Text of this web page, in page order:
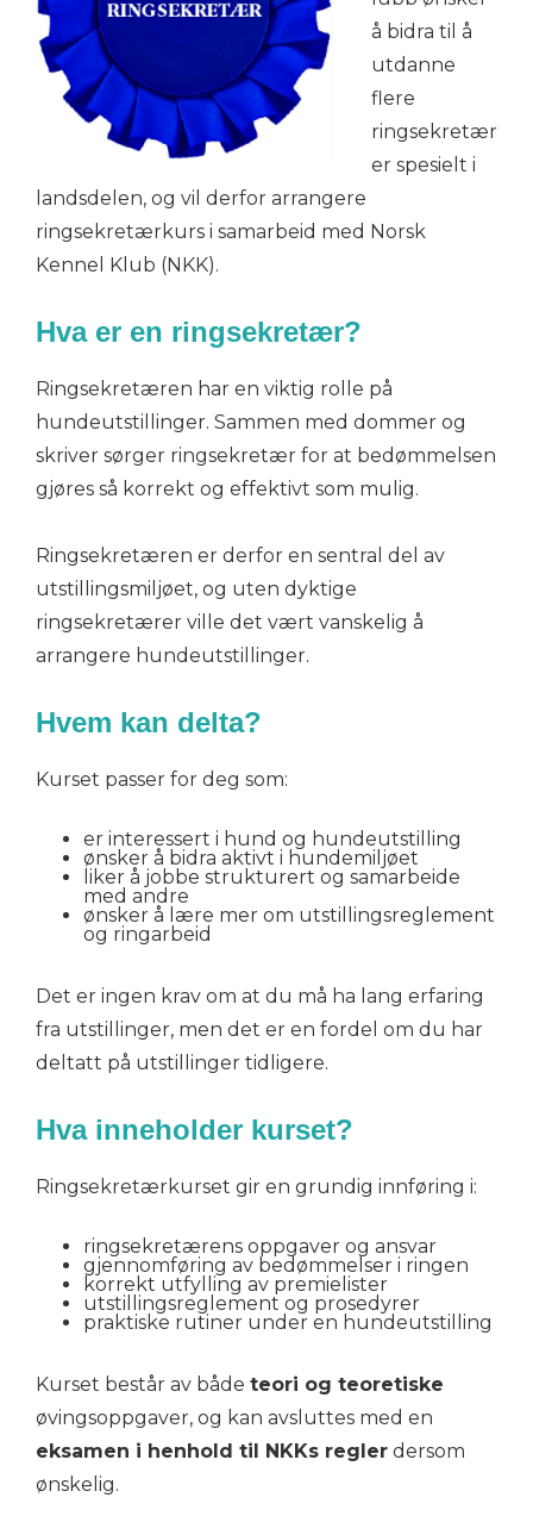
å bidra til å
utdanne
flere
ringsekretær
er spesielt i
landsdelen, og vil derfor arrangere
ringsekretærkurs i samarbeid med Norsk
Kennel Klub (NKK).
Hva er en ringsekretær?
Ringsekretæren har en viktig rolle på
hundeutstillinger. Sammen med dommer og
skriver sørger ringsekretær for at bedømmelsen
gjøres så korrekt og effektivt som mulig.
Ringsekretæren er derfor en sentral del av
utstillingsmiljøet, og uten dyktige
ringsekretærer ville det vært vanskelig å
arrangere hundeutstillinger.
Hvem kan delta?
Kurset passer for deg som:
er interessert i hund og hundeutstilling
ønsker å bidra aktivt i hundemiljøet
liker å jobbe strukturert og samarbeide
med andre
ønsker å lære mer om utstillingsreglement
og ringarbeid
Det er ingen krav om at du må ha lang erfaring
fra utstillinger, men det er en fordel om du har
deltatt på utstillinger tidligere.
Hva inneholder kurset?
Ringsekretærkurset gir en grundig innføring i:
ringsekretærens oppgaver og ansvar
gjennomføring av bedømmelser i ringen
korrekt utfylling av premielister
utstillingsreglement og prosedyrer
praktiske rutiner under en hundeutstilling
Kurset består av både teori og teoretiske
øvingsoppgaver, og kan avsluttes med en
eksamen i henhold til NKKs regler dersom
ønskelig.